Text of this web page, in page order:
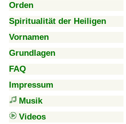
Orden
Spiritualität der Heiligen
Vornamen
Grundlagen
FAQ
Impressum
Musik
Videos